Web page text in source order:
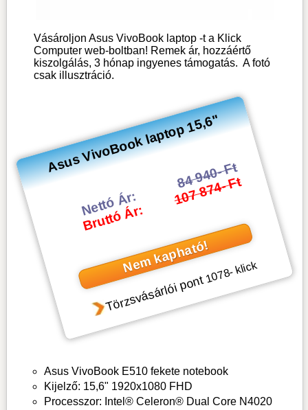
Vásároljon Asus VivoBook laptop -t a Klick
Computer web-boltban! Remek ár, hozzáértő
kiszolgálás, 3 hónap ingyenes támogatás. A fotó
csak illusztráció.
Asus VivoBook laptop 15,6"
Nettó Ár:
Bruttó Ár:
84 940- Ft
107 874- Ft
Nem kapható!
Törzsvásárlói pont1078- klick
Asus VivoBook E510 fekete notebook
Kijelző: 15,6" 1920x1080 FHD
Processzor: Intel® Celeron® Dual Core N4020